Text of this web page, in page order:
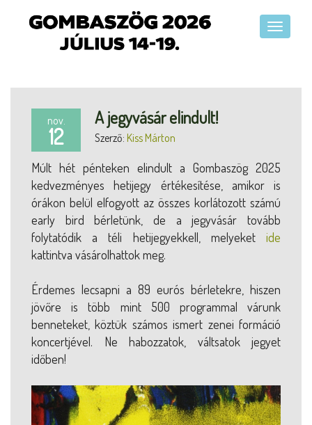
nov.
12
A jegyvásár elindult!
Szerző: Kiss Márton
Múlt hét pénteken elindult a Gombaszög 2025
kedvezményes hetijegy értékesítése, amikor is
órákon belül elfogyott az összes korlátozott számú
early bird bérletünk, de a jegyvásár tovább
folytatódik a téli hetijegyekkell, melyeket ide
kattintva vásárolhattok meg.
Érdemes lecsapni a 89 eurós bérletekre, hiszen
jövőre is több mint 500 programmal várunk
benneteket, köztük számos ismert zenei formáció
koncertjével. Ne habozzatok, váltsatok jegyet
időben!